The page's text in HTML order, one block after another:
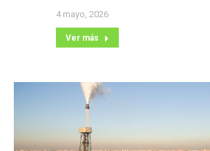
4 mayo, 2026
Ver más